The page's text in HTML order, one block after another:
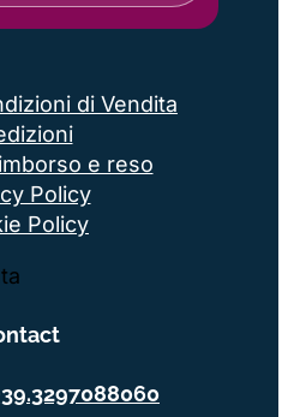
di Vendita
e reso
Policy
Policy